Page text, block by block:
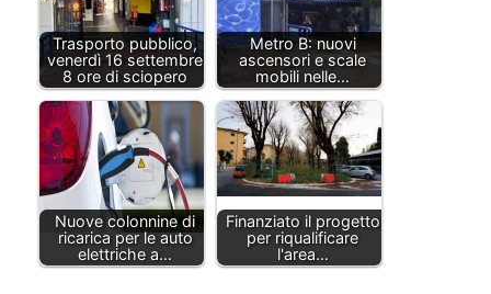
Trasporto pubblico,
venerdì 16 settembre
8 ore di sciopero
Metro Β: nuovi
ascensori e scale
mobili nelle…
Nuove colonnine di
ricarica per le auto
elettriche a…
Finanziato il progetto
per riqualificare
l'area…